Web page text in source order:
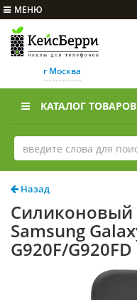
МЕНЮ
г Москва
КАТАЛОГ ТОВАРОВ
Назад
Силиконовый
Samsung
G920F/